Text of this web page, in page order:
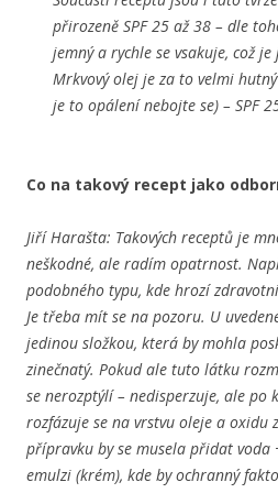
přirozeně SPF 25 až 38 – dle
jemný a rychle se vsakuje, což je
Mrkvový olej je za to velmi
je to opálení nebojte se) – SPF
Co na takový recept jako
Jiří Harašta: Takových receptů je
neškodné, ale radím opatrnost.
podobného typu, kde hrozí
Je třeba mít se na pozoru. U
jedinou složkou, která by mohla
zinečnatý. Pokud ale tuto látku
se nerozptýlí – nedisperzuje, ale po
rozfázuje se na vrstvu oleje a oxidu
přípravku by se musela přidat
emulzi (krém), kde by ochranný